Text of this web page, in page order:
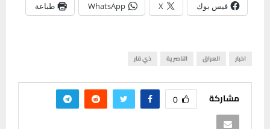
فيس بوك X
WhatsApp طباعة
اخبار العراق الناصرية ذي قار
مشاركة 0